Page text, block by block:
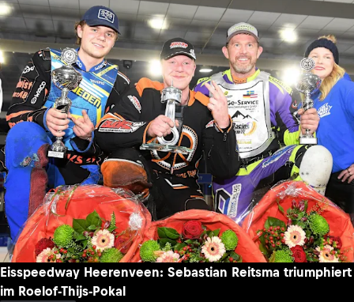
Eisspeedway Heerenveen: Sebastian Reitsma triumphiert
im Roelof-Thijs-Pokal